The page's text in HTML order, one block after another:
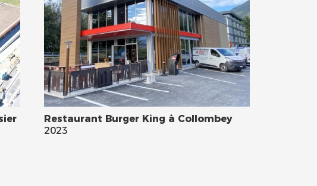
Restaurant Burger King à Collombey
2023